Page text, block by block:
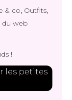
& co, Outfits,
du web
!